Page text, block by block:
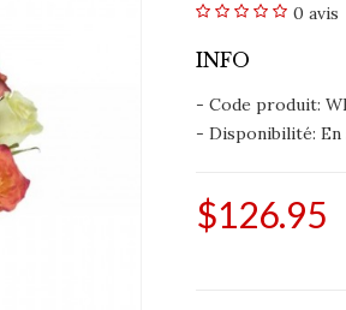
0 avis
INFO
- Code produit:
- Disponibilité:
$126.95